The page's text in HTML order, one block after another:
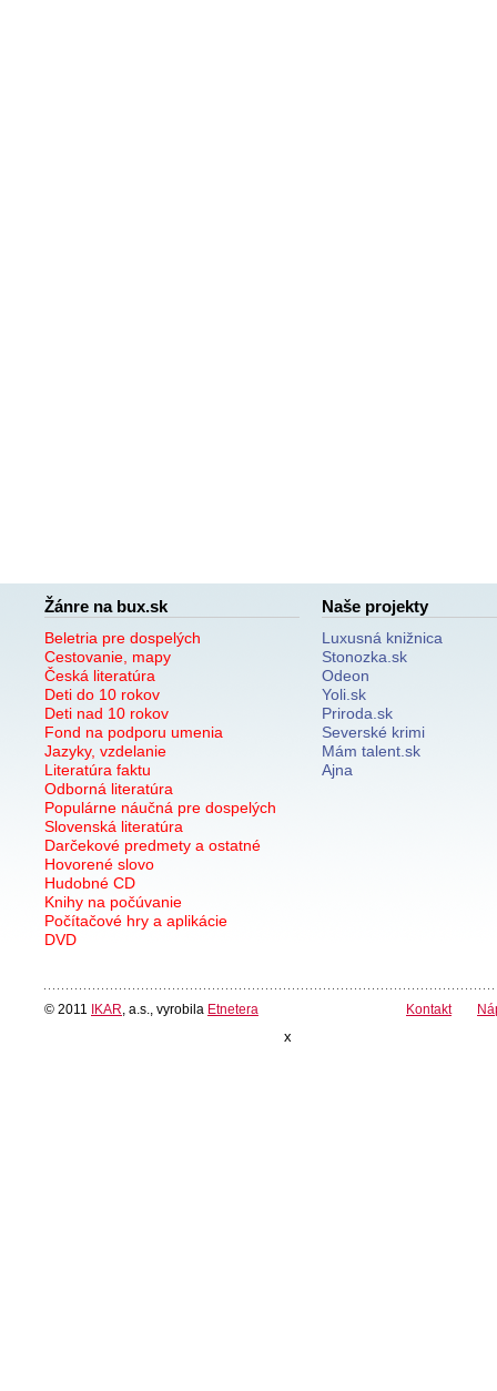
Žánre na bux.sk
Beletria pre dospelých
Cestovanie, mapy
Česká literatúra
Deti do 10 rokov
Deti nad 10 rokov
Fond na podporu umenia
Jazyky, vzdelanie
Literatúra faktu
Odborná literatúra
Populárne náučná pre dospelých
Slovenská literatúra
Darčekové predmety a ostatné
Hovorené slovo
Hudobné CD
Knihy na počúvanie
Počítačové hry a aplikácie
DVD
Naše projekty
Luxusná knižnica
Stonozka.sk
Odeon
Yoli.sk
Priroda.sk
Severské krimi
Mám talent.sk
Ajna
© 2011 IKAR , a.s., vyrobila Etnetera Kontakt
x